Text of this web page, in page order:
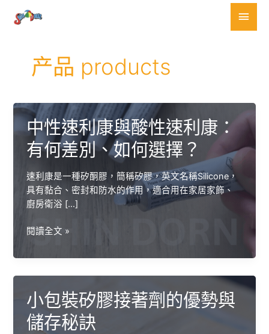
主
要
产品 products
中性速利康與酸性速利康：
有何差別、如何選擇？
速利康是一種矽酮膠，簡稱矽膠，英文名稱Silicone，
具有黏合、密封和防水的作用，適合用在家居家飾、
廚房衛浴 […]
中
速
與
酸
性
閱讀全文 »
小包裝矽膠接著劑的優勢與
儲存秘訣